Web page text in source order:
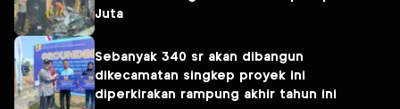
Juta
Sebanyak 340 sr akan dibangun
dikecamatan singkep proyek ini
diperkirakan rampung akhir tahun ini